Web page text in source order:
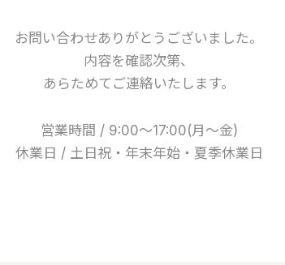
お問い合わせありがとうございました。
内容を確認次第、
あらためてご連絡いたします。
営業時間 / 9:00～17:00(月～金)
休業日 / 土日祝・年末年始・夏季休業日